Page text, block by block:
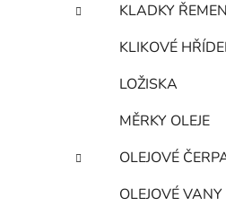
KLADKY
KLIKOVÉ
LOŽISKA
MĚRKY OLEJE
OLEJOVÉ
OLEJOVÉ